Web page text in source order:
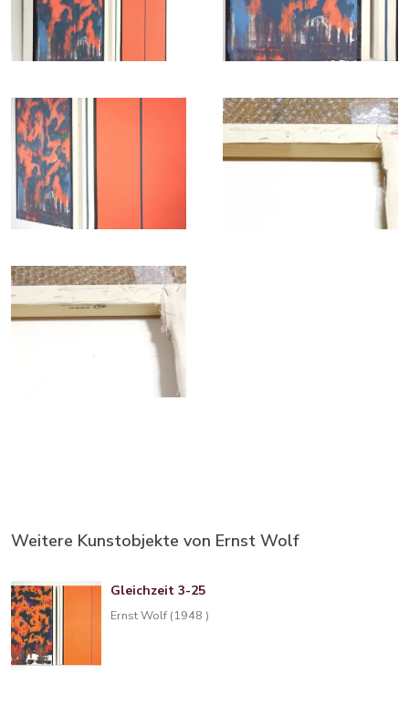
Weitere Kunstobjekte von Ernst Wolf
Gleichzeit 3-25
Ernst Wolf (1948 )